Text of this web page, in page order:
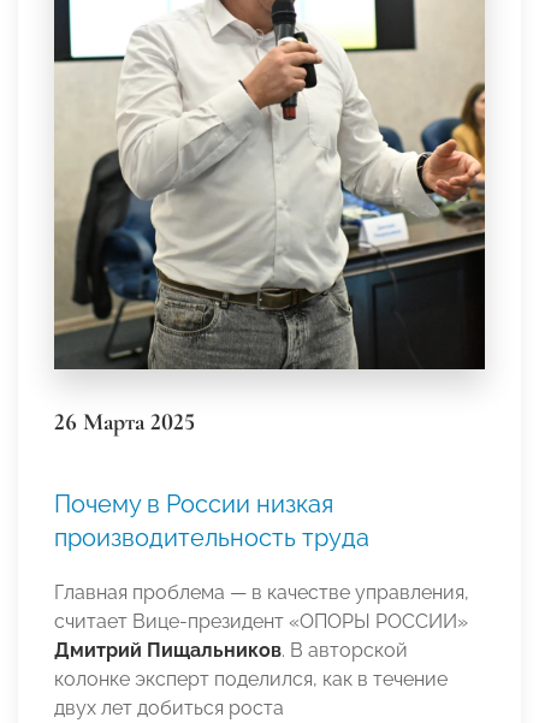
26 Марта 2025
Почему в России низкая
производительность труда
Главная проблема — в качестве управления,
считает Вице-президент «ОПОРЫ РОССИИ»
Дмитрий Пищальников. В авторской
колонке эксперт поделился, как в течение
двух лет добиться роста